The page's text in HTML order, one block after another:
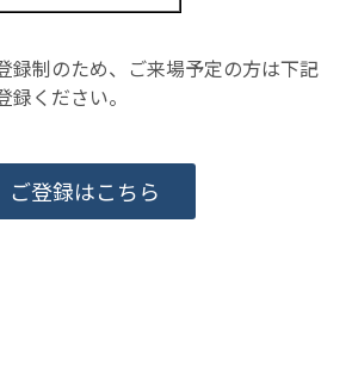
録制のため、ご来場予定の方は下記
ください。
ご登録はこちら